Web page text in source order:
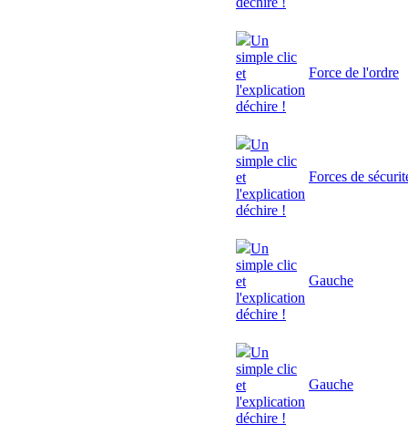
Un
simple clic
et
l'explication
déchire !
Force de l'ordre
Un
simple clic
et
l'explication
déchire !
Forces de
Un
simple clic
et
l'explication
déchire !
Gauche
Un
simple clic
et
l'explication
déchire !
Gauche